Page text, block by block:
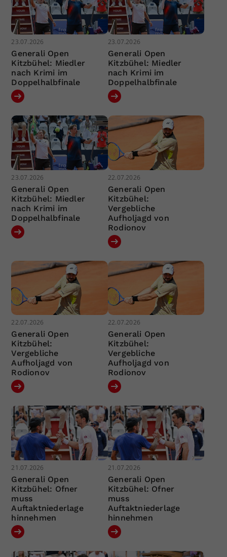
23.07.2026
Generali Open
Kitzbühel: Miedler
nach Krimi im
Doppelhalbfinale
23.07.2026
Generali Open
Kitzbühel: Miedler
nach Krimi im
Doppelhalbfinale
23.07.2026
Generali Open
Kitzbühel: Miedler
nach Krimi im
Doppelhalbfinale
22.07.2026
Generali Open
Kitzbühel:
Vergebliche
Aufholjagd von
Rodionov
22.07.2026
Generali Open
Kitzbühel:
Vergebliche
Aufholjagd von
Rodionov
22.07.2026
Generali Open
Kitzbühel:
Vergebliche
Aufholjagd von
Rodionov
21.07.2026
Generali Open
Kitzbühel: Ofner
muss
Auftaktniederlage
hinnehmen
21.07.2026
Generali Open
Kitzbühel: Ofner
muss
Auftaktniederlage
hinnehmen